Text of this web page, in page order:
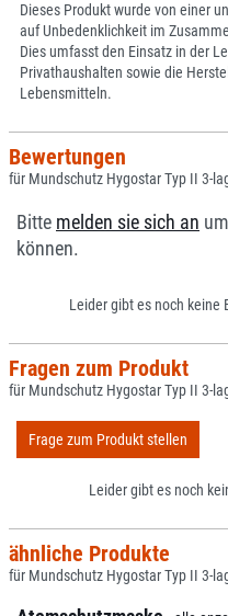
Dieses Produkt wurde von einer
auf Unbedenklichkeit im
Dies umfasst den Einsatz in der
Privathaushalten sowie die
Lebensmitteln.
Bewertungen
für Mundschutz Hygostar Typ II 3-
Bitte melden sie sich an
können.
Leider gibt es noch keine
Fragen zum Produkt
für Mundschutz Hygostar Typ II 3-
Frage zum Produkt stellen
Leider gibt es noch
ähnliche Produkte
für Mundschutz Hygostar Typ II 3-